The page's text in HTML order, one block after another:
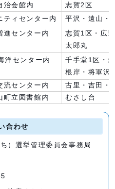
治会館内
志賀2区
ティセンター内
平沢・遠山・
進センター内
志賀1区・広
太郎丸
洋センター内
千手堂1区・
根岸・将軍沢
流センター内
古里・吉田・
町立図書館内 むさし台
合わせ
）選挙管理委員会事務局